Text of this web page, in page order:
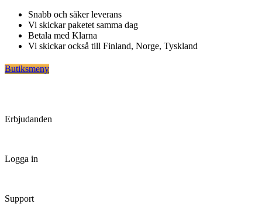
Hoppa
innehåll
Snabb och säker leverans
Vi skickar paketet samma dag
Betala med Klarna
Vi skickar också till Finland, Norge, Tyskland
Butiksmeny
Erbjudanden
Logga in
Support